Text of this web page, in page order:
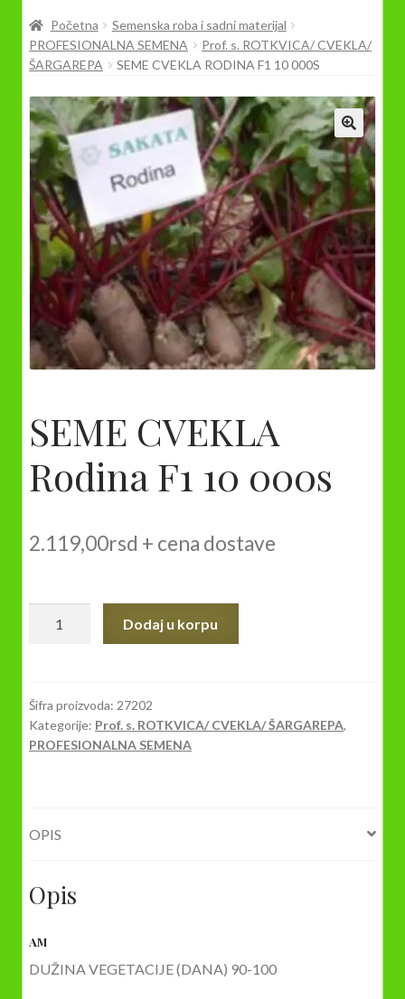
Prodavnica
Početna
Semenska roba i sadni materijal
PROFESIONALNA SEMENA
Prof. s. ROTKVICA/ CVEKLA/
ŠARGAREPA
SEME CVEKLA RODINA F1 10 000S
SEME CVEKLA
Rodina F1 10 000s
2.119,00rsd + cena dostave
10
000s
količina
Dodaj u korpu
Šifra proizvoda: 27202
Kategorije: Prof. s. ROTKVICA/ CVEKLA/ ŠARGAREPA,
PROFESIONALNA SEMENA
OPIS
Opis
AM
DUŽINA VEGETACIJE (DANA) 90-100